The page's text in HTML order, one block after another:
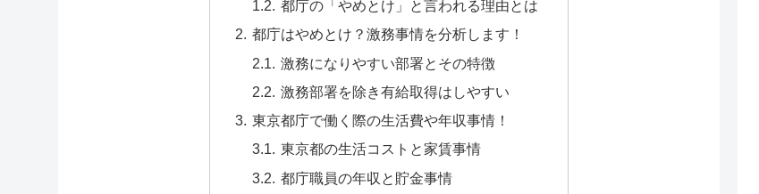
都庁の「やめとけ」と言われる理由とは
都庁はやめとけ？激務事情を分析します！
激務になりやすい部署とその特徴
激務部署を除き有給取得はしやすい
東京都庁で働く際の生活費や年収事情！
東京都の生活コストと家賃事情
都庁職員の年収と貯金事情